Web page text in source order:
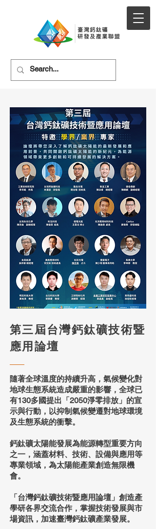
第三屆台灣鈣鈦礦技術暨
應用論壇
隨著全球溫度的持續升高，氣候變化對
地球生態系統造成嚴重的影響，全球已
有130多國提出「2050淨零排放」的宣
示與行動，以抑制氣候變遷對地球環境
及生態系統的衝擊。
鈣鈦礦太陽能發展為能源轉型重要方向
之一，涵蓋材料、技術、設備與應用等
專業領域，為太陽能產業創造無限機
會。
「台灣鈣鈦礦技術暨應用論壇」創造產
學研各界交流合作，掌握技術發展與市
場資訊，加速臺灣鈣鈦礦產業發展。